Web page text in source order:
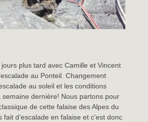
plus tard avec Camille et Vincent
au Ponteil. Changement
au soleil et les conditions
semaine dernière! Nous partons pour
de cette falaise des Alpes du
fait d’escalade en falaise et c’est donc